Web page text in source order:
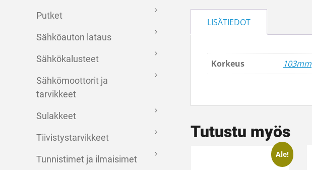
Putket
Sähköauton lataus
Sähkökalusteet
Sähkömoottorit ja
tarvikkeet
Sulakkeet
Tiivistystarvikkeet
Tunnistimet ja ilmaisimet
LISÄTIEDOT
Korkeus 103mm
Tutustu myös
Ale!